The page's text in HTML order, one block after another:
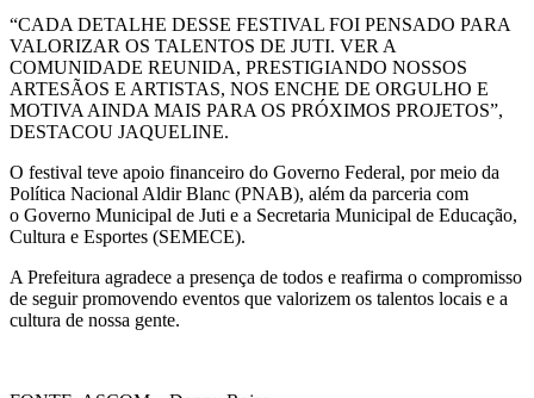
“CADA DETALHE DESSE FESTIVAL FOI PENSADO PARA
VALORIZAR OS TALENTOS DE JUTI. VER A
COMUNIDADE REUNIDA, PRESTIGIANDO NOSSOS
ARTESÃOS E ARTISTAS, NOS ENCHE DE ORGULHO E
MOTIVA AINDA MAIS PARA OS PRÓXIMOS PROJETOS”,
DESTACOU JAQUELINE.
O festival teve apoio financeiro do Governo Federal, por meio da
Política Nacional Aldir Blanc (PNAB), além da parceria com
o Governo Municipal de Juti e a Secretaria Municipal de Educação,
Cultura e Esportes (SEMECE).
A Prefeitura agradece a presença de todos e reafirma o compromisso
de seguir promovendo eventos que valorizem os talentos locais e a
cultura de nossa gente.